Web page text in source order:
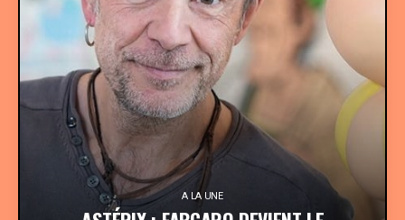
FOOD
BONS PLANS
SOUTENEZ KULTT
A LA UNE